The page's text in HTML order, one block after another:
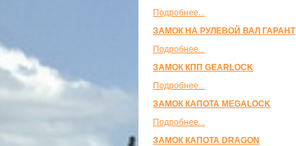
Подробнее...
ЗАМОК НА РУЛЕВОЙ ВАЛ ГАРАНТ
Подробнее...
ЗАМОК КПП GEARLOCK
Подробнее...
ЗАМОК КАПОТА MEGALOCK
Подробнее...
ЗАМОК КАПОТА DRAGON